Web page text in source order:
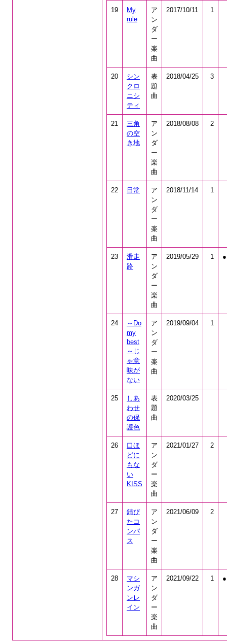
19
My
rule
ア
ン
ダ
ー
楽
曲
2017/10/11 1
20
シン
クロ
ニシ
ティ
表
題
曲
2018/04/25 3
21
三角
の空
き地
ア
ン
ダ
ー
楽
曲
2018/08/08 2
22 日常
ア
ン
ダ
ー
楽
曲
2018/11/14 1
23
滑走
路
ア
ン
ダ
ー
楽
曲
2019/05/29 1 ●
24
～Do
my
best
～じ
ゃ意
味が
ない
ア
ン
ダ
ー
楽
曲
2019/09/04 1
25
しあ
わせ
の保
護色
表
題
曲
2020/03/25
26
口ほ
どに
もな
い
KISS
ア
ン
ダ
ー
楽
曲
2021/01/27 2
27
錆び
たコ
ンパ
ス
ア
ン
ダ
ー
楽
曲
2021/06/09 2
28
マシ
ンガ
ンレ
イン
ア
ン
ダ
ー
楽
曲
2021/09/22 1 ●